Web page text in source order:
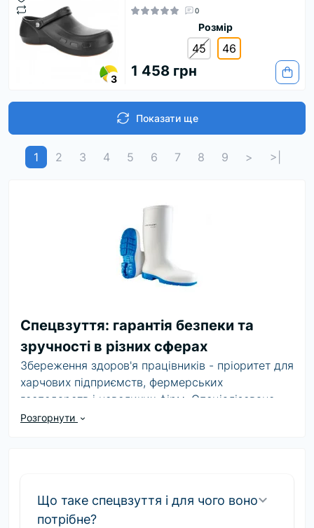
3
0
Розмір
45 46
1 458 грн
Показати ще
1 2 3 4 5 6 7 8 9 > >|
Спецвзуття: гарантія безпеки та
зручності в різних сферах
Збереження здоров'я працівників - пріоритет для
харчових підприємств, фермерських
господарств і невеликих фірм. Спеціалізоване
взуття створене, щоб забезпечувати повний
харчових підприємств невід'ємний елемент
одягу, що застосовується в різних галузях, а
Розгорнути
Що таке спецвзуття і для чого воно
потрібне?